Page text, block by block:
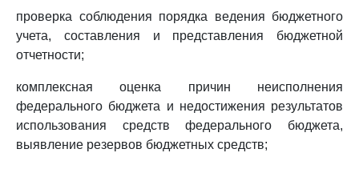
проверка соблюдения порядка ведения бюджетного
учета, составления и представления бюджетной
отчетности;
комплексная оценка причин неисполнения
федерального бюджета и недостижения результатов
использования средств федерального бюджета,
выявление резервов бюджетных средств;